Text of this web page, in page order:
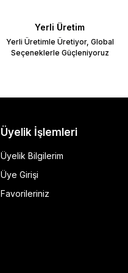
Yerli Üretim
Yerli Üretimle Üretiyor, Global
Seçeneklerle Güçleniyoruz
Üyelik İşlemleri
Üyelik Bilgilerim
Üye Girişi
Favorileriniz